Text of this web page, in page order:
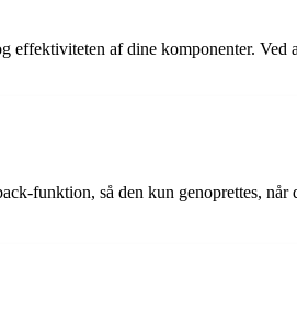
af dine komponenter. Ved
funktion, så den kun genoprettes,